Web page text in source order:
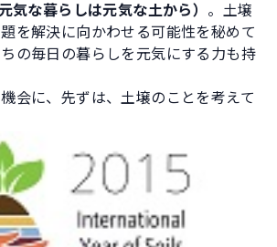
な暮らしは元気な土から） 。土壌
を解決に向かわせる可能性を秘めて
の毎日の暮らしを元気にする力も持
会に、先ずは、土壌のことを考えて